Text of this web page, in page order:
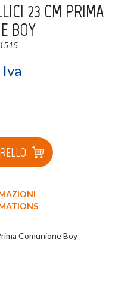
23 CM PRIMA
BOY
Comunione Boy